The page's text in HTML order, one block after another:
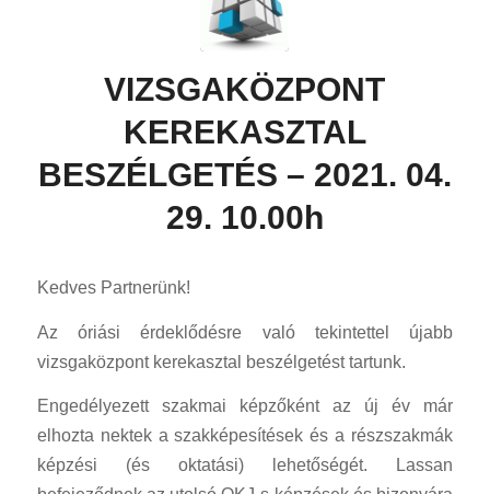
VIZSGAKÖZPONT
KEREKASZTAL
BESZÉLGETÉS – 2021. 04.
29. 10.00h
Kedves Partnerünk!
Az óriási érdeklődésre való tekintettel újabb
vizsgaközpont kerekasztal beszélgetést tartunk.
Engedélyezett szakmai képzőként az új év már
elhozta nektek a szakképesítések és a részszakmák
képzési (és oktatási) lehetőségét. Lassan